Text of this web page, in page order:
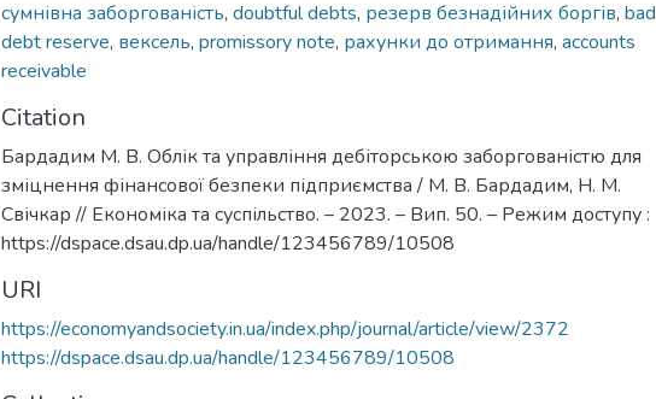
сумнівна заборгованість, doubtful debts, резерв безнадійних боргів, bad
debt reserve, вексель, promissory note, рахунки до отримання, accounts
receivable
Citation
Бардадим М. В. Облік та управління дебіторською заборгованістю для
зміцнення фінансової безпеки підприємства / М. В. Бардадим, Н. М.
Свічкар // Економіка та суспільство. – 2023. – Вип. 50. – Режим доступу :
https://dspace.dsau.dp.ua/handle/123456789/10508
URI
https://economyandsociety.in.ua/index.php/journal/article/view/2372
https://dspace.dsau.dp.ua/handle/123456789/10508